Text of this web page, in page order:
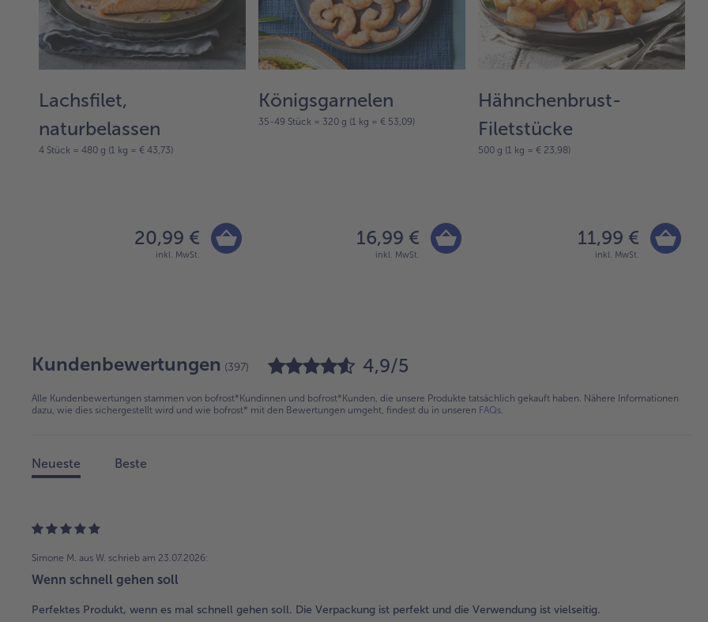
Lachsfilet,
naturbelassen
4 Stück = 480 g (1 kg = € 43,73)
20,99 €
inkl. MwSt.
Königsgarnelen
35-49 Stück = 320 g (1 kg = € 53,09)
16,99 €
inkl. MwSt.
Hähnchenbrust-
Filetstücke
500 g (1 kg = € 23,98)
11,99 €
inkl. MwSt.
Kundenbewertungen (397) 4,9/5
Alle Kundenbewertungen stammen von bofrost*Kundinnen und bofrost*Kunden, die unsere Produkte tatsächlich gekauft haben. Nähere Informationen
dazu, wie dies sichergestellt wird und wie bofrost* mit den Bewertungen umgeht, findest du in unseren FAQs
Neueste Beste
Simone M. aus W. schrieb am 23.07.2026:
Wenn schnell gehen soll
Perfektes Produkt, wenn es mal schnell gehen soll. Die Verpackung ist perfekt und die Verwendung ist vielseitig.